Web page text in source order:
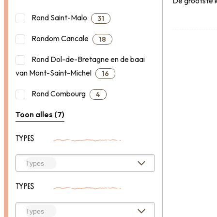
Rond Saint-Malo 31
Rondom Cancale 18
Rond Dol-de-Bretagne en de baai
van Mont-Saint-Michel
16
Rond Combourg 4
Toon alles (7)
TYPES
TYPES